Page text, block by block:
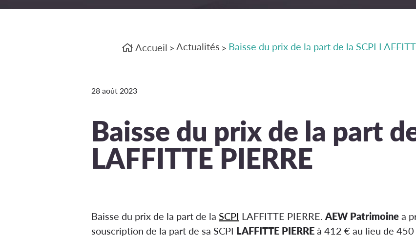
Accueil > Actualités > Baisse du prix de la part de la SCPI
28 août 2023
Baisse du prix de la part
LAFFITTE PIERRE
Baisse du prix de la part de la SCPI LAFFITTE PIERRE. AEW Patrimoine a
souscription de la part de sa SCPI LAFFITTE PIERRE à 412 € au lieu de